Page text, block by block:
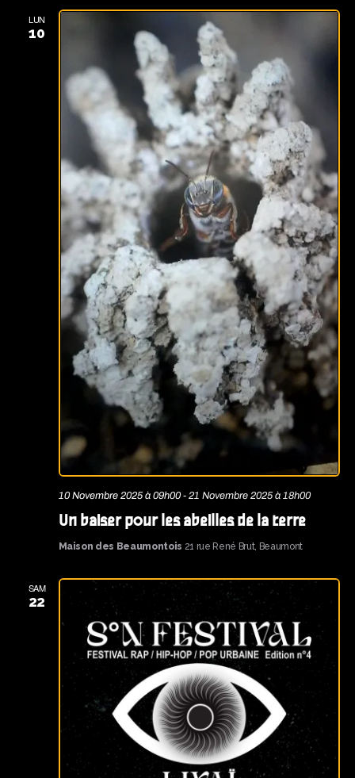
LUN
10
10 Novembre 2025 à 09h00- 21 Novembre 2025 à 18h00
Un baiser pour les abeilles de la terre
Maison des Beaumontois 21 rue René Brut, Beaumont
SAM
22